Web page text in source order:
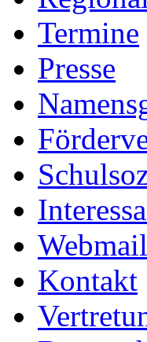
Termine
Presse
Webmail
Kontakt